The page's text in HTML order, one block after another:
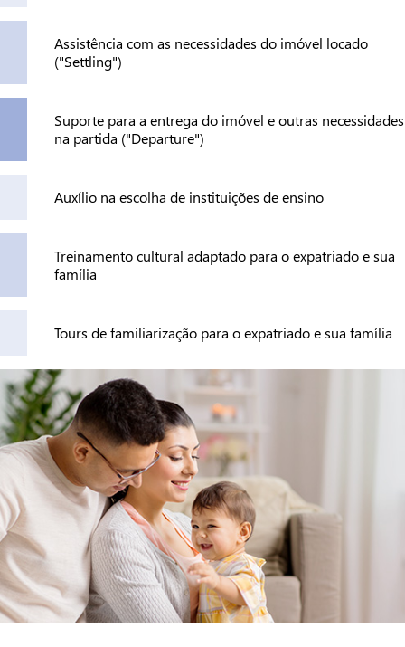
Assistência com as necessidades do imóvel locado
("Settling")
Suporte para a entrega do imóvel e outras necessidades
na partida ("Departure")
Auxílio na escolha de instituições de ensino
Treinamento cultural adaptado para o expatriado e sua
família
Tours de familiarização para o expatriado e sua família